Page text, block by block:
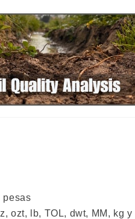
pesas
ozt, lb, TOL, dwt, MM, kg y